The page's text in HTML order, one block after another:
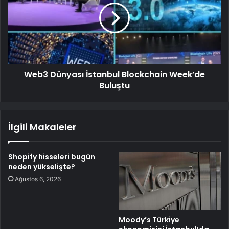
Web3 Dünyası İstanbul Blockchain Week’de
Buluştu
İlgili Makaleler
Shopify hisseleri bugün
neden yükselişte?
Ağustos 6, 2026
Moody’s Türkiye